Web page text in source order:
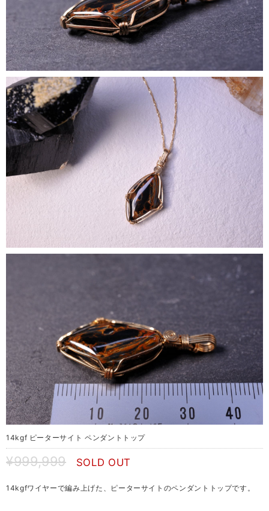
14kgf ピーターサイト ペンダントトップ
¥999,999 SOLD OUT
14kgfワイヤーで編み上げた、ピーターサイトのペンダントトップです。